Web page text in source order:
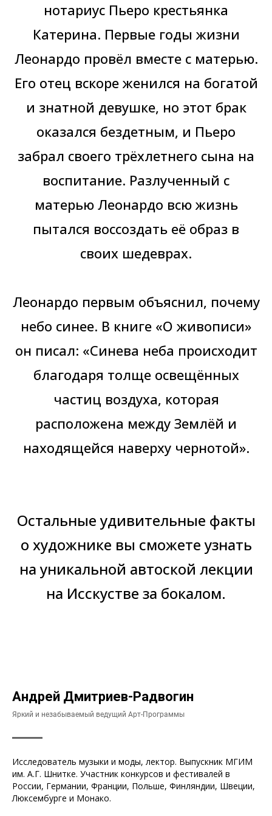
нотариус Пьеро крестьянка
Катерина. Первые годы жизни
Леонардо провёл вместе с матерью.
Его отец вскоре женился на богатой
и знатной девушке, но этот брак
оказался бездетным, и Пьеро
забрал своего трёхлетнего сына на
воспитание. Разлученный с
матерью Леонардо всю жизнь
пытался воссоздать её образ в
своих шедеврах.
Леонардо первым объяснил, почему
небо синее. В книге «О живописи»
он писал: «Синева неба происходит
благодаря толще освещённых
частиц воздуха, которая
расположена между Землёй и
находящейся наверху чернотой».
Остальные удивительные факты
о художнике вы сможете узнать
на уникальной автоской лекции
на Исскустве за бокалом.
Андрей Дмитриев-Радвогин
Яркий и незабываемый ведущий Арт-Программы
Исследователь музыки и моды, лектор. Выпускник МГИМ
им. А.Г. Шнитке. Участник конкурсов и фестивалей в
России, Германии, Франции, Польше, Финляндии, Швеции,
Люксембурге и Монако.